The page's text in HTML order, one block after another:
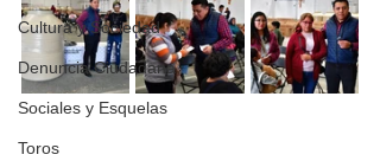
Cultura y Sociedad
Denuncia Ciudadana
Sociales y Esquelas
Toros